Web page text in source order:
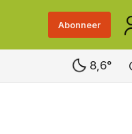
Abonneer
8,6°